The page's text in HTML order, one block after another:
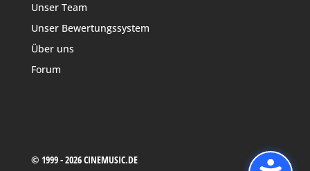
Unser Team
Unser Bewertungssystem
Über uns
Forum
© 1999 - 2026 CINEMUSIC.DE